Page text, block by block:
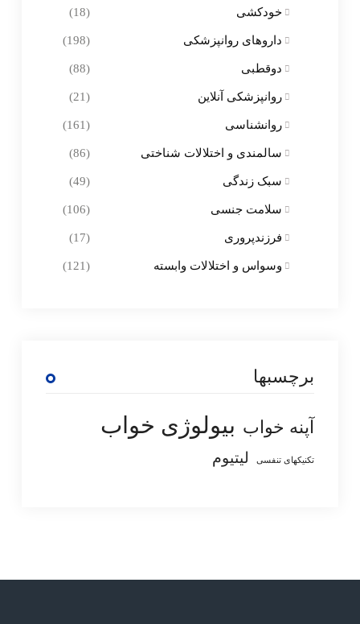
خودکشی (18)
داروهای روانپزشکی (198)
دوقطبی (88)
روانپزشکی آنلاین (21)
روانشناسی (161)
سالمندی و اختلالات شناختی (86)
سبک زندگی (49)
سلامت جنسی (106)
فرزندپروری (17)
وسواس و اختلالات وابسته (121)
برچسبها
آپنه خواب بیولوژی خواب
تکنیکهای تنفسی لیتیوم